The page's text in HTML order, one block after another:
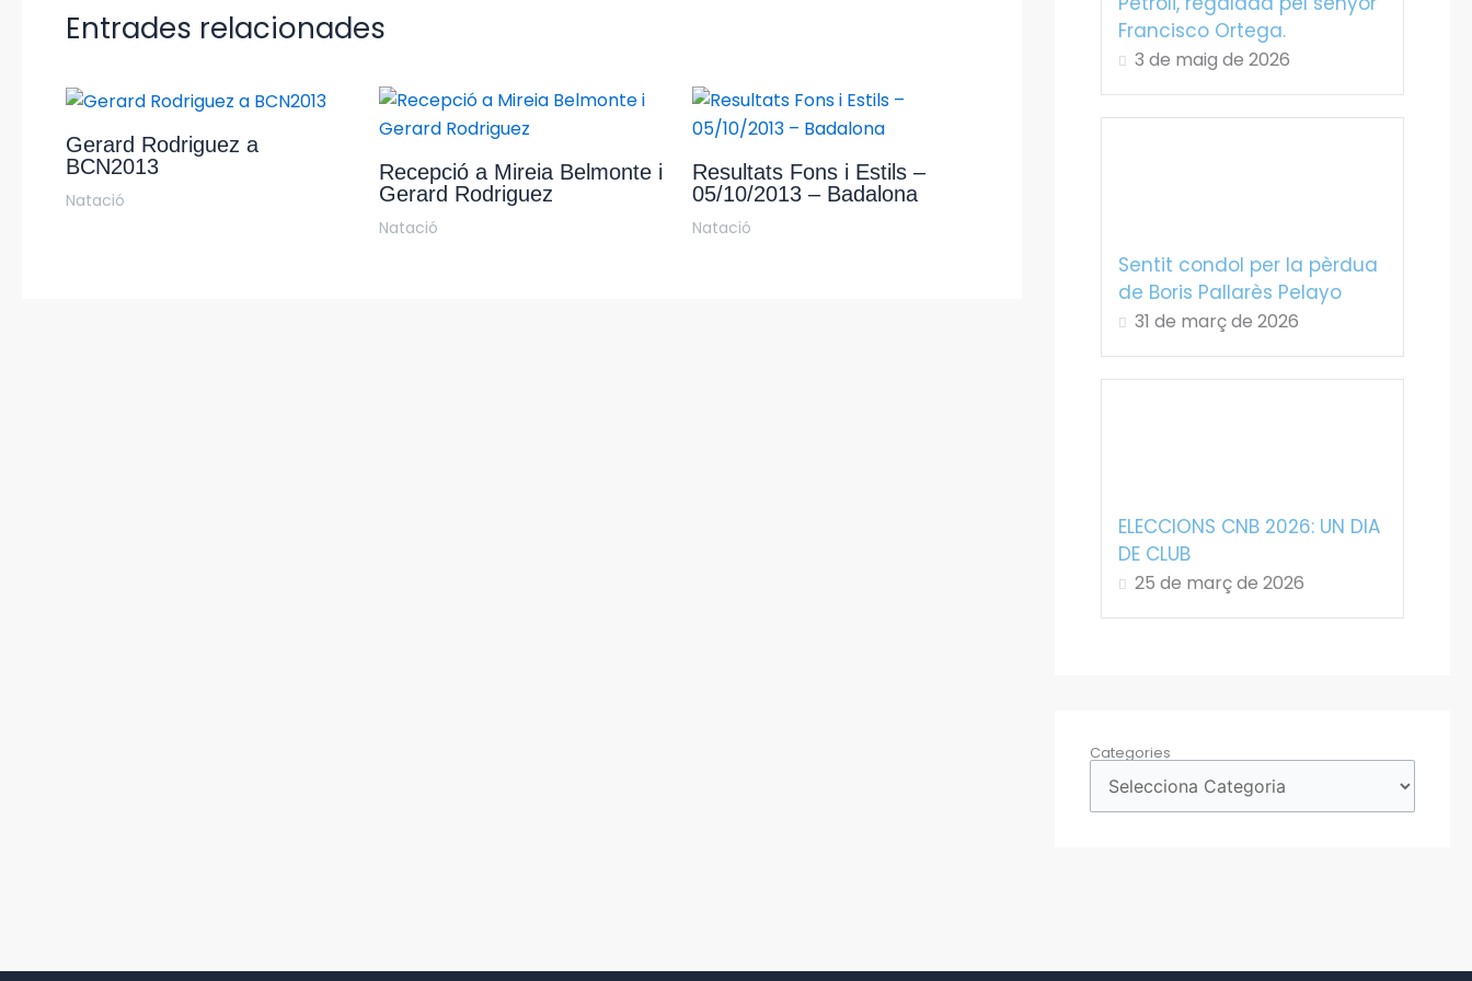
Entrades relacionades
Gerard Rodriguez a
BCN2013
Natació
Recepció a Mireia Belmonte i
Gerard Rodriguez
Natació
Resultats Fons i Estils –
05/10/2013 – Badalona
Natació
Francisco Ortega.
3 de maig de 2026
Sentit condol per la pèrdua
de Boris Pallarès Pelayo
31 de març de 2026
ELECCIONS CNB 2026: UN DIA
DE CLUB
25 de març de 2026
Categories